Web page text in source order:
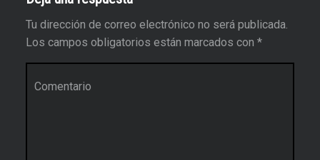
Tu dirección de correo electrónico no será publicada.
Los campos obligatorios están marcados con *